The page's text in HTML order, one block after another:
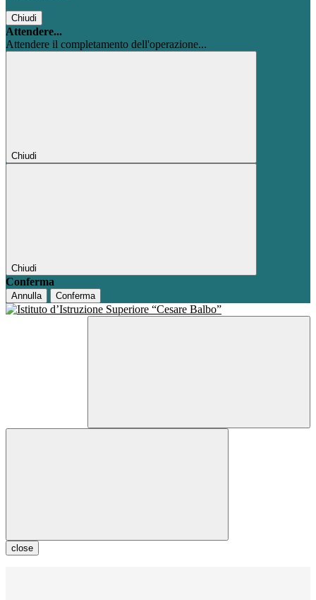
Chiudi
Attendere...
Attendere il completamento dell'operazione...
Chiudi
Chiudi
Conferma
Annulla Conferma
close